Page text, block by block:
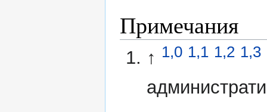
Примечания
↑ 1,0 1,1 1,2 1,3